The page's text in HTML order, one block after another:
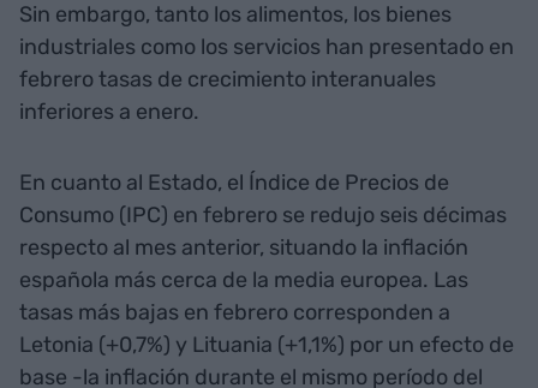
Sin embargo, tanto los alimentos, los bienes
industriales como los servicios han presentado en
febrero tasas de crecimiento interanuales
inferiores a enero.
En cuanto al Estado, el Índice de Precios de
Consumo (IPC) en febrero se redujo seis décimas
respecto al mes anterior, situando la inflación
española más cerca de la media europea. Las
tasas más bajas en febrero corresponden a
Letonia (+0,7%) y Lituania (+1,1%) por un efecto de
base -la inflación durante el mismo período del